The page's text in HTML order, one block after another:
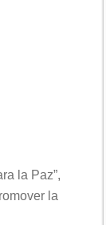
la Paz”,
la